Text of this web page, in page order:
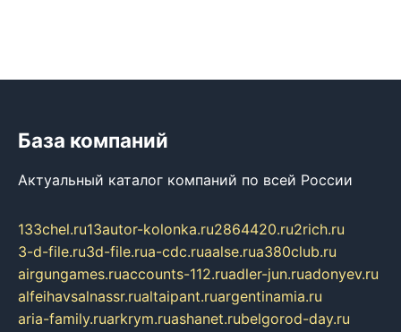
База компаний
Актуальный каталог компаний по всей России
133chel.ru13autor-kolonka.ru2864420.ru2rich.ru
3-d-file.ru3d-file.rua-cdc.ruaalse.rua380club.ru
airgungames.ruaccounts-112.ruadler-jun.ruadonyev.ru
alfeihavsalnassr.rualtaipant.ruargentinamia.ru
aria-family.ruarkrym.ruashanet.rubelgorod-day.ru